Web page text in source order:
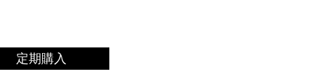
定期購入